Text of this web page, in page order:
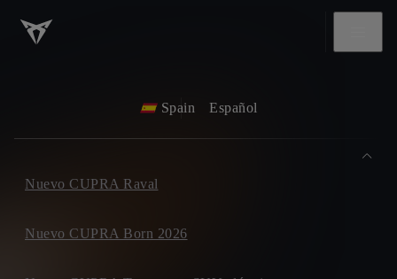
Spain Español
Nuevo CUPRA Raval
Nuevo CUPRA Born 2026